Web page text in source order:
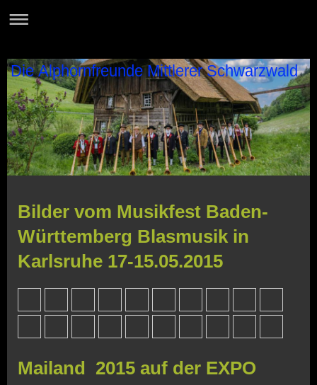
Die Alphornfreunde Mittlerer Schwarzwald
Bilder vom Musikfest Baden-
Württemberg Blasmusik in
Karlsruhe 17-15.05.2015
Mailand 2015 auf der EXPO